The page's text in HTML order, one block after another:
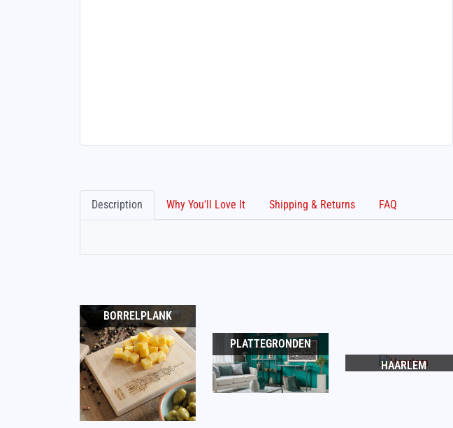
Description Why You'll Love It Shipping & Returns FAQ
BORRELPLANK
PLATTEGRONDEN
HAARLEM